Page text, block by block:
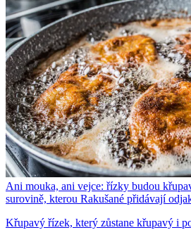
Ani mouka, ani vejce: řízky budou
surovině, kterou Rakušané přidávají
Křupavý řízek, který zůstane křupavý i